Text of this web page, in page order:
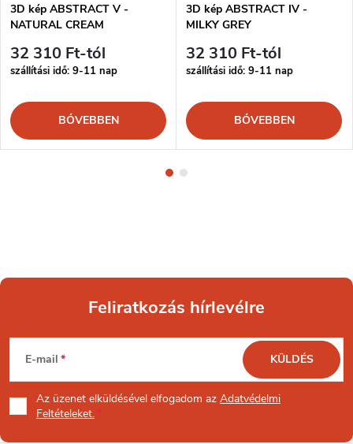
3D kép ABSTRACT V -
NATURAL CREAM
32 310 Ft-tól
szállítási idő: 9-11 nap
BŐVEBBEN
3D kép ABSTRACT IV -
MILKY GREY
32 310 Ft-tól
szállítási idő: 9-11 nap
BŐVEBBEN
L
á
b
Feliratkozás hírlevélre
E-mail
Az üzenet elküldésével elfogadom az Adatvédelmi
Feltételeket.
KÜLDÉS